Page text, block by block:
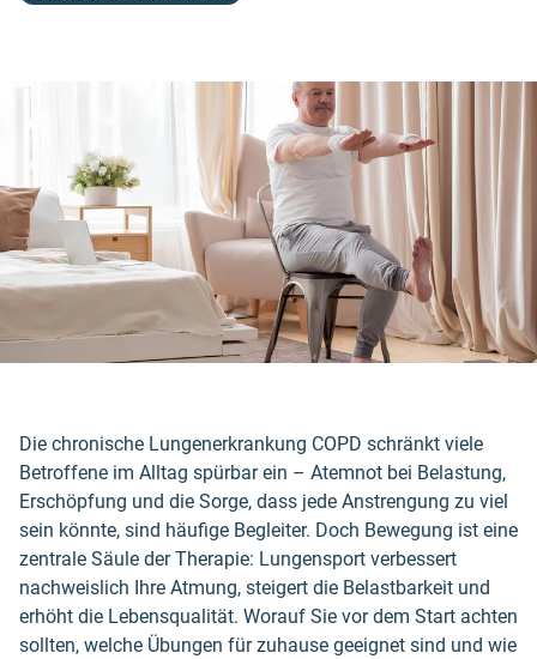
Die chronische Lungenerkrankung COPD schränkt viele
Betroffene im Alltag spürbar ein – Atemnot bei Belastung,
Erschöpfung und die Sorge, dass jede Anstrengung zu viel
sein könnte, sind häufige Begleiter. Doch Bewegung ist eine
zentrale Säule der Therapie: Lungensport verbessert
nachweislich Ihre Atmung, steigert die Belastbarkeit und
erhöht die Lebensqualität. Worauf Sie vor dem Start achten
sollten, welche Übungen für zuhause geeignet sind und wie